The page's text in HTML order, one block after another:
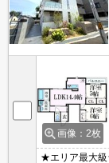
画像：2枚
★エリア最大級